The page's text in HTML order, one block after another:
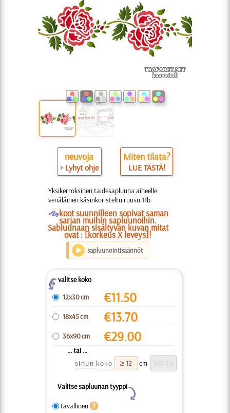
neuvoja
> Lyhyt ohje
Miten tilata?
LUE TÄSTÄ!
Yksikerroksinen taidesapluuna aiheelle:
venäläinen käsinkoristeltu ruusu 11b.
Okoot suunnilleen sopivat saman
sarjan muihin sapluunoihin.
Sabluunaan sisältyvän kuvan mitat
ovat : [korkeus X leveys]!
sapluunointisäännöt
Zvalitse koko
12x30 cm
€11.50
18x45 cm €13.70
36x90 cm €29.00
... tai ...
sinun koko
cm
Valitse sapluunan tyyppi
Y
tavallinen